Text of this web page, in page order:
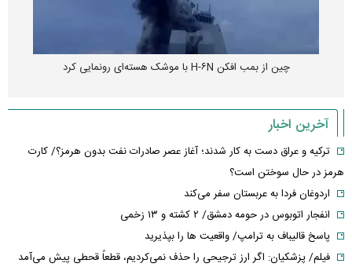
چین از بمب افکن H-۶N با موشک هسته‌ای رونمایی کرد
آخرین اخبار
ترکیه و عراق دست به کار شدند؛ آغاز عصر صادرات نفت بدون هرمز؟/ کارت
هرمز در حال سوختن است؟
اردوغان فردا به عربستان سفر می‌کند
انفجار اتوبوس در حومه دمشق/ ۲ کشته و ۱۳ زخمی
پاسخ قالیباف به ترامپ/ واقعیت ها را بپذیرید
فیلم/ پزشکیان: اگر ارز ترجیحی را حذف نمی‌کردیم، قطعاً قحطی پیش می‌آمد